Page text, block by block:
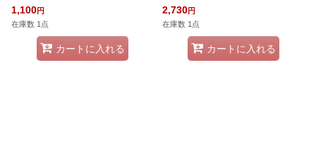
1,100円
在庫数 1点
カートに入れる
2,730円
在庫数 1点
カートに入れる